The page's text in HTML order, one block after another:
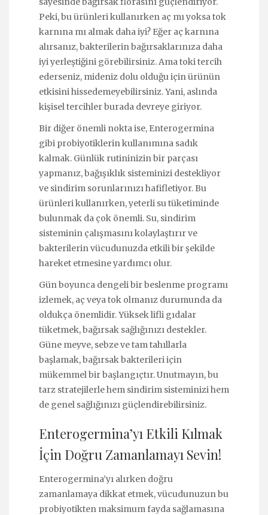
Peki, bu ürünleri kullanırken aç mı yoksa tok
karnına mı almak daha iyi? Eğer aç karnına
alırsanız, bakterilerin bağırsaklarınıza daha
iyi yerleştiğini görebilirsiniz. Ama toki tercih
ederseniz, mideniz dolu olduğu için ürünün
etkisini hissedemeyebilirsiniz. Yani, aslında
kişisel tercihler burada devreye giriyor.
Bir diğer önemli nokta ise, Enterogermina
gibi probiyotiklerin kullanımına sadık
kalmak. Günlük rutininizin bir parçası
yapmanız, bağışıklık sisteminizi destekliyor
ve sindirim sorunlarınızı hafifletiyor. Bu
ürünleri kullanırken, yeterli su tüketiminde
bulunmak da çok önemli. Su, sindirim
sisteminin çalışmasını kolaylaştırır ve
bakterilerin vücudunuzda etkili bir şekilde
hareket etmesine yardımcı olur.
Gün boyunca dengeli bir beslenme programı
izlemek, aç veya tok olmanız durumunda da
oldukça önemlidir. Yüksek lifli gıdalar
tüketmek, bağırsak sağlığınızı destekler.
Güne meyve, sebze ve tam tahıllarla
başlamak, bağırsak bakterileri için
mükemmel bir başlangıçtır. Unutmayın, bu
tarz stratejilerle hem sindirim sisteminizi hem
de genel sağlığınızı güçlendirebilirsiniz.
Enterogermina’yı Etkili Kılmak
İçin Doğru Zamanlamayı Sevin!
Enterogermina’yı alırken doğru
zamanlamaya dikkat etmek, vücudunuzun bu
probiyotikten maksimum fayda sağlamasına